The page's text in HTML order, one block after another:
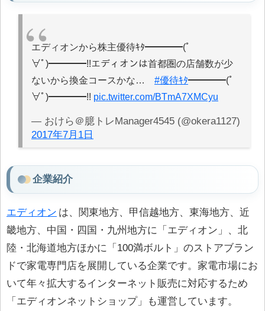
エディオンから株主優待ｷﾀ━━━━(ﾟ
∀ﾟ)━━━━!!エディオンは首都圏の店舗数が少
ないから換金コースかな… #優待ｷﾀ━━━━(ﾟ
∀ﾟ)━━━━!! pic.twitter.com/BTmA7XMCyu
— おけら＠臆トレManager4545 (@okera1127)
2017年7月1日
企業紹介
エディオン は、関東地方、甲信越地方、東海地方、近
畿地方、中国・四国・九州地方に「エディオン」、北
陸・北海道地方ほかに「100満ボルト」のストアブラン
ドで家電専門店を展開している企業です。家電市場にお
いて年々拡大するインターネット販売に対応するため
「エディオンネットショップ」も運営しています。